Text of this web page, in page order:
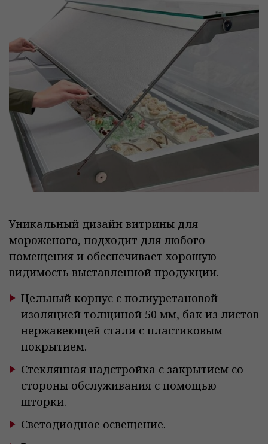
Уникальный дизайн витрины для
мороженого, подходит для любого
помещения и обеспечивает хорошую
видимость выставленной продукции.
Цельный корпус с полиуретановой
изоляцией толщиной 50 мм, бак из листов
нержавеющей стали с пластиковым
покрытием.
Стеклянная надстройка с закрытием со
стороны обслуживания с помощью
шторки.
Светодиодное освещение.